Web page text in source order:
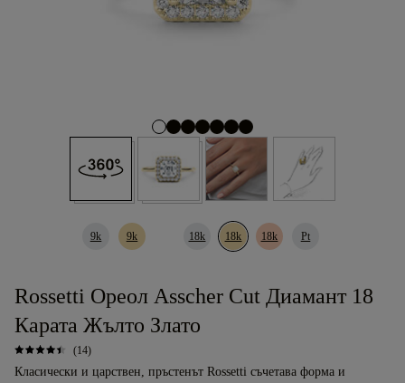
9k 9k 18k 18k 18k Pt
Rossetti Ореол Asscher Cut Диамант 18
Карата Жълто Злато
(14)
Класически и царствен, пръстенът Rossetti съчетава форма и